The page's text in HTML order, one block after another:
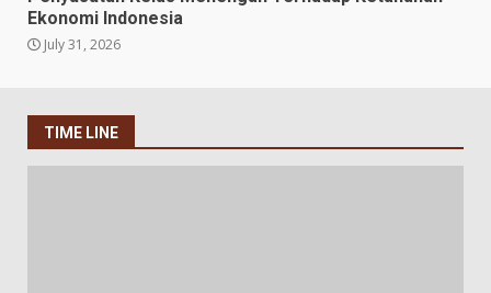
Ekonomi Indonesia
July 31, 2026
TIME LINE